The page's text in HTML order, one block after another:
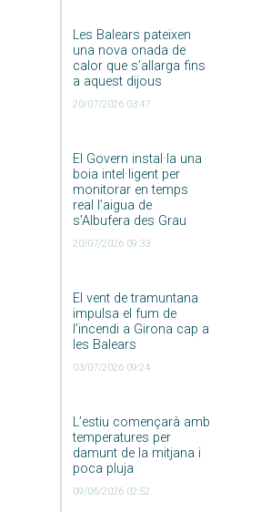
Les Balears pateixen
una nova onada de
calor que s’allarga fins
a aquest dijous
20/07/2026 03:47
El Govern instal·la una
boia intel·ligent per
monitorar en temps
real l’aigua de
s’Albufera des Grau
20/07/2026 09:33
El vent de tramuntana
impulsa el fum de
l’incendi a Girona cap a
les Balears
03/07/2026 09:24
L’estiu començarà amb
temperatures per
damunt de la mitjana i
poca pluja
09/06/2026 02:52